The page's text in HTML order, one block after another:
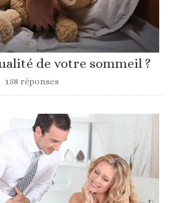
de votre sommeil ?
158 réponses